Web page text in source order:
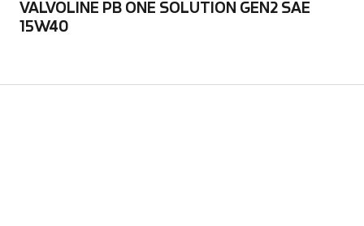
VALVOLINE PB ONE SOLUTION GEN2 SAE
15W40